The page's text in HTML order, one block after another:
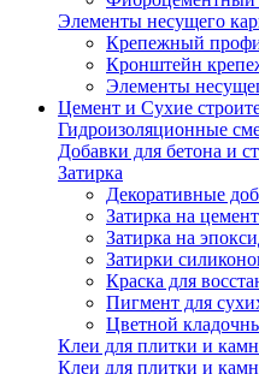
Элементы несущего
Крепежный
Кронштейн
Элементы
Цемент и Сухие
Гидроизоляционные
Добавки для бетона и
Затирка
Декоративные
Затирка на
Затирка на
Затирки
Краска для
Пигмент для
Цветной
Клеи для плитки и
Клеи для плитки и